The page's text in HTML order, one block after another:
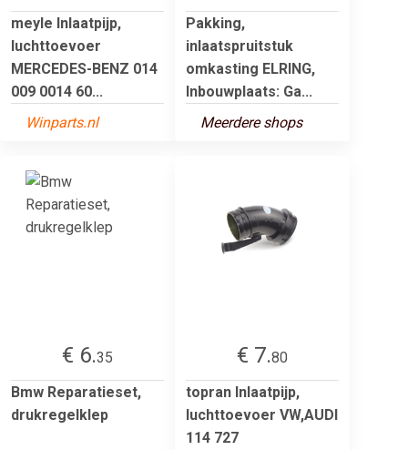
meyle Inlaatpijp,
luchttoevoer
MERCEDES-BENZ 014
009 0014 60...
Winparts.nl
Pakking,
inlaatspruitstuk
omkasting ELRING,
Inbouwplaats: Ga...
Meerdere shops
€ 6.35
Bmw Reparatieset,
drukregelklep
€ 7.80
topran Inlaatpijp,
luchttoevoer VW,AUDI
114 727